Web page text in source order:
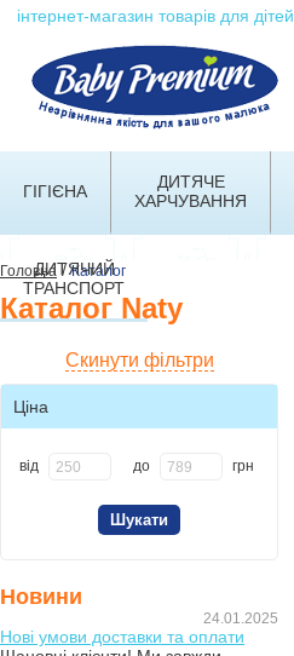
інтернет-магазин товарів для дітей
ГІГІЄНА
ДИТЯЧЕ
ХАРЧУВАННЯ
ДИТЯЧИЙ
ТРАНСПОРТ
Головна/Каталог
Каталог Naty
Скинути фільтри
Ціна
від до грн
Новини
24.01.2025
Нові умови доставки та оплати